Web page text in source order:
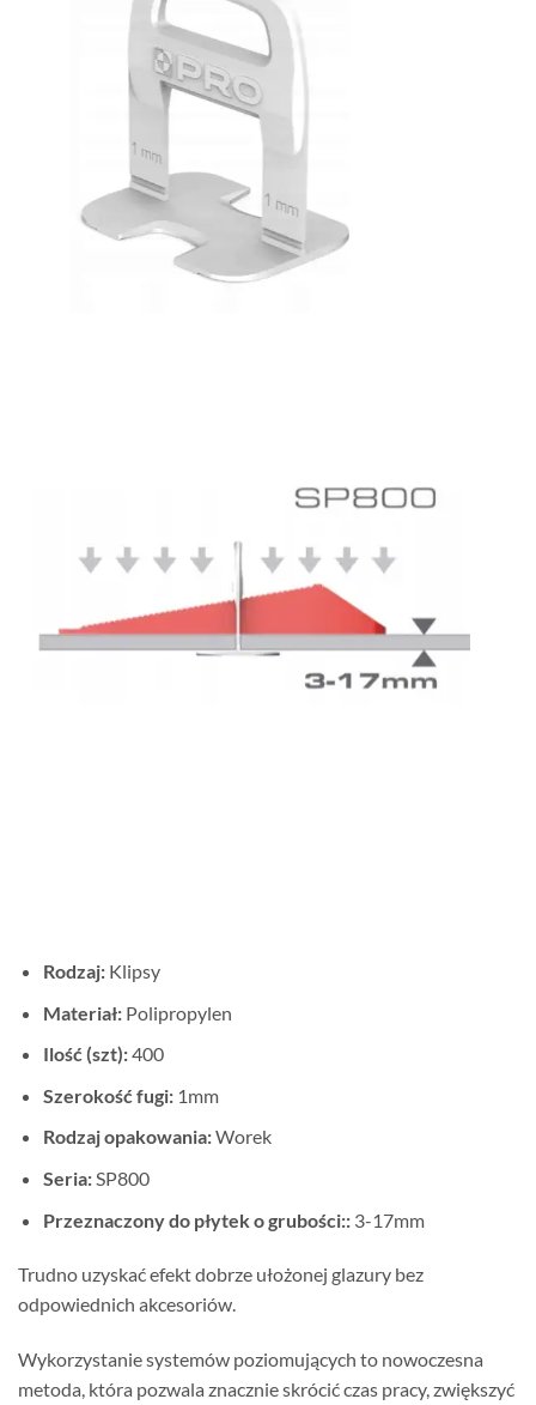
Rodzaj:Klipsy
Materiał:Polipropylen
Ilość (szt):400
Szerokość fugi:1mm
Rodzaj opakowania:Worek
Seria:SP800
Przeznaczony do płytek o grubości::3-17mm
Trudno uzyskać efekt dobrze ułożonej glazury bez
odpowiednich akcesoriów.
Wykorzystanie systemów poziomujących to nowoczesna
metoda, która pozwala znacznie skrócić czas pracy, zwiększyć